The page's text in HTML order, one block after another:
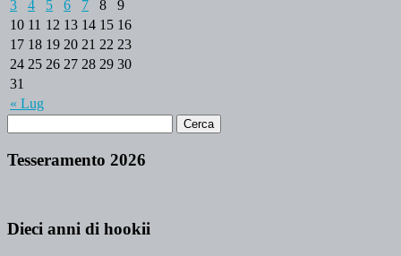
« Lug
3
4 5 6 7 8
9
10 11 12 13 14 15 16
17 18 19 20 21 22 23
24 25 26 27 28 29 30
31
Tesseramento 2026
Dieci anni di hookii